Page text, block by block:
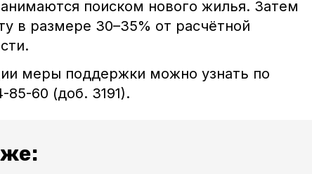
поиском нового жилья. Затем
в размере 30–35% от расчётной
меры поддержки можно узнать по
85-60 (доб. 3191).